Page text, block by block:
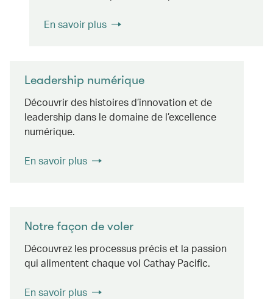
En savoir plus
Leadership numérique
Découvrir des histoires d’innovation et de
leadership dans le domaine de l’excellence
numérique.
En savoir plus
Notre façon de voler
Découvrez les processus précis et la passion
qui alimentent chaque vol Cathay Pacific.
En savoir plus